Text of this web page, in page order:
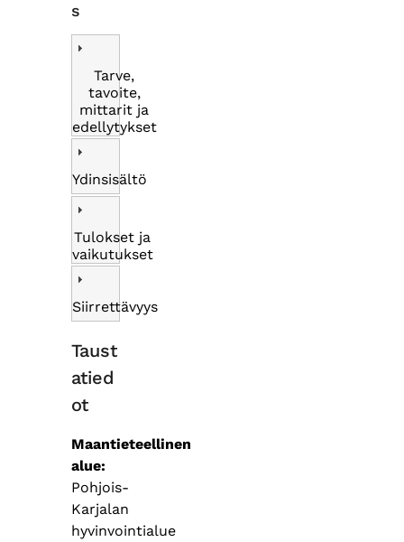
s
Tarve,
tavoite,
mittarit ja
edellytykset
Ydinsisältö
Tulokset ja
vaikutukset
Siirrettävyys
Taust
atied
ot
Maantieteellinen
alue
Pohjois-
Karjalan
hyvinvointialue